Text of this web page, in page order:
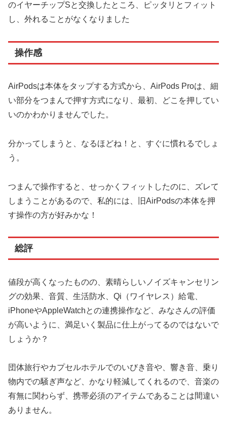
のイヤーチップSと交換したところ、ピッタリとフィット
し、外れることがなくなりました
操作感
AirPodsは本体をタップする方式から、AirPods Proは、細
い部分をつまんで押す方式になり、最初、どこを押してい
いのかわかりませんでした。
分かってしまうと、なるほどね！と、すぐに慣れるでしょ
う。
つまんで操作すると、せっかくフィットしたのに、ズレて
しまうことがあるので、私的には、旧AirPodsの本体を押
す操作の方が好みかな！
総評
値段が高くなったものの、素晴らしいノイズキャンセリン
グの効果、音質、生活防水、Qi（ワイヤレス）給電、
iPhoneやAppleWatchとの連携操作など、みなさんの評価
が高いように、満足いく製品に仕上がってるのではないで
しょうか？
団体旅行やカプセルホテルでのいびき音や、響き音、乗り
物内での騒ぎ声など、かなり軽減してくれるので、音楽の
有無に関わらず、携帯必須のアイテムであることは間違い
ありません。